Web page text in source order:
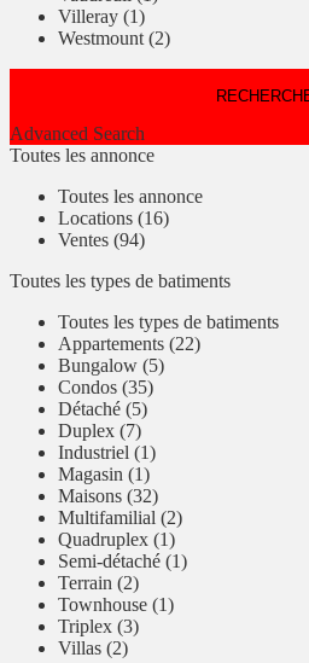
Villeray (1)
Westmount (2)
Advanced Search
Toutes les annonce
Toutes les annonce
Locations (16)
Ventes (94)
Toutes les types de batiments
Toutes les types de batiments
Appartements (22)
Bungalow (5)
Condos (35)
Détaché (5)
Duplex (7)
Industriel (1)
Magasin (1)
Maisons (32)
Multifamilial (2)
Quadruplex (1)
Semi-détaché (1)
Terrain (2)
Townhouse (1)
Triplex (3)
Villas (2)